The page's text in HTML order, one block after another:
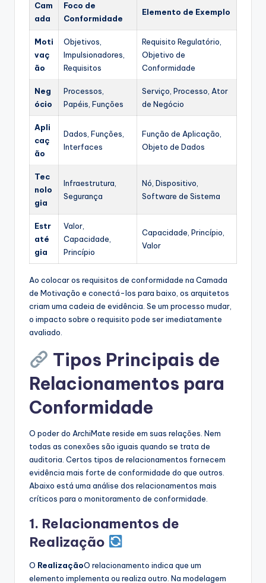
Cam
ada
Foco de
Conformidade
Elemento de Exemplo
Moti
vaç
ão
Objetivos,
Impulsionadores,
Requisitos
Requisito Regulatório,
Objetivo de
Conformidade
Neg
ócio
Processos,
Papéis, Funções
Serviço, Processo, Ator
de Negócio
Apli
caç
ão
Dados, Funções,
Interfaces
Função de Aplicação,
Objeto de Dados
Tec
nolo
gia
Infraestrutura,
Segurança
Nó, Dispositivo,
Software de Sistema
Estr
até
gia
Valor,
Capacidade,
Princípio
Capacidade, Princípio,
Valor
Ao colocar os requisitos de conformidade na Camada
de Motivação e conectá-los para baixo, os arquitetos
criam uma cadeia de evidência. Se um processo mudar,
o impacto sobre o requisito pode ser imediatamente
avaliado.
Tipos Principais de
Relacionamentos para
Conformidade
O poder do ArchiMate reside em suas relações. Nem
todas as conexões são iguais quando se trata de
auditoria. Certos tipos de relacionamentos fornecem
evidência mais forte de conformidade do que outros.
Abaixo está uma análise dos relacionamentos mais
críticos para o monitoramento de conformidade.
1. Relacionamentos de
Realização
O RealizaçãoO relacionamento indica que um
elemento implementa ou realiza outro. Na modelagem